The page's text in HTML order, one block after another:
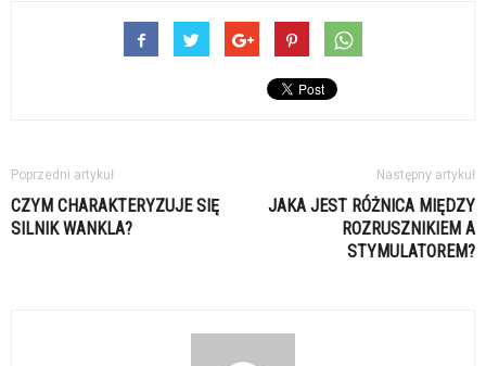
Poprzedni artykuł
CZYM CHARAKTERYZUJE SIĘ
SILNIK WANKLA?
Następny artykuł
JAKA JEST RÓŻNICA MIĘDZY
ROZRUSZNIKIEM A
STYMULATOREM?